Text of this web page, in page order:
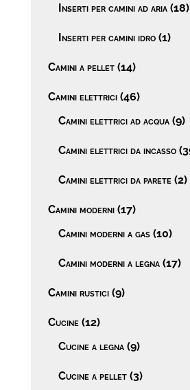
Inserti per camini ad aria (18)
Inserti per camini idro (1)
Camini a pellet (14)
Camini elettrici (46)
Camini elettrici ad acqua (9)
Camini elettrici da incasso
Camini elettrici da parete (2)
Camini moderni (17)
Camini moderni a gas (10)
Camini moderni a legna (17)
Camini rustici (9)
Cucine (12)
Cucine a legna (9)
Cucine a pellet (3)